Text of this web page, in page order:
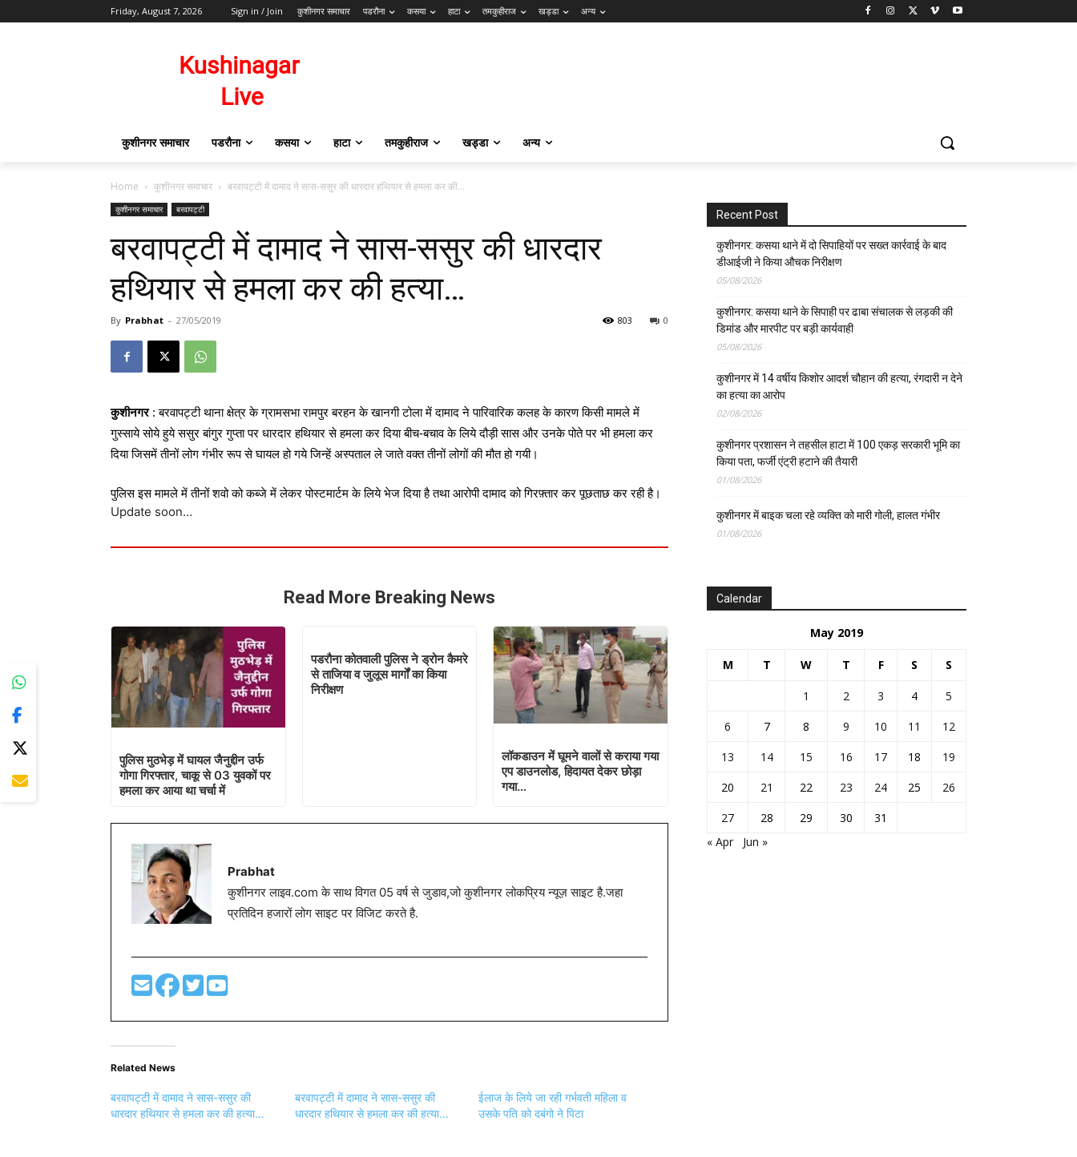
Friday, August 7, 2026 Sign in / Join कुशीनगर समाचार पडरौना कसया हाटा तमकुहीराज खड्डा अन्य
कुशीनगर समाचार पडरौना कसया हाटा तमकुहीराज खड्डा अन्य
Home कुशीनगर समाचार बरवापट्टी में दामाद ने सास-ससुर की धारदार हथियार से हमला कर की...
कुशीनगर समाचार बरवापट्टी
बरवापट्टी में दामाद ने सास-ससुर की धारदार
हथियार से हमला कर की हत्या…
By Prabhat - 27/05/2019 0
803
कुशीनगर : बरवापट्टी थाना क्षेत्र के ग्रामसभा रामपुर बरहन के खानगी टोला में दामाद ने पारिवारिक कलह के कारण किसी मामले में
गुस्साये सोये हुये ससुर बांगुर गुप्ता पर धारदार हथियार से हमला कर दिया बीच-बचाव के लिये दौड़ी सास और उनके पोते पर भी हमला कर
दिया जिसमें तीनों लोग गंभीर रूप से घायल हो गये जिन्हें अस्पताल ले जाते वक्त तीनों लोगों की मौत हो गयी।
पुलिस इस मामले में तीनों शवो को कब्जे में लेकर पोस्टमार्टम के लिये भेज दिया है तथा आरोपी दामाद को गिरफ़्तार कर पूछताछ कर रही है।
Update soon…
Read More Breaking News
पुलिस मुठभेड़ में घायल जैनुद्दीन उर्फ
गोगा गिरफ्तार, चाकू से 03 युवकों पर
हमला कर आया था चर्चा में
पडरौना कोतवाली पुलिस ने ड्रोन कैमरे
से ताजिया व जुलूस मार्गों का किया
निरीक्षण
लॉकडाउन में घूमने वालों से कराया गया
एप डाउनलोड, हिदायत देकर छोड़ा
गया…
Prabhat
कुशीनगर लाइव.com के साथ विगत 05 वर्ष से जुडाव,जो कुशीनगर लोकप्रिय न्यूज़ साइट है.जहा
प्रतिदिन हजारों लोग साइट पर विजिट करते है.
Related News
बरवापट्टी में दामाद ने सास-ससुर की
धारदार हथियार से हमला कर की हत्या…
बरवापट्टी में दामाद ने सास-ससुर की
धारदार हथियार से हमला कर की हत्या…
ईलाज के लिये जा रही गर्भवती महिला व
उसके पति को दबंगो ने पिटा
Recent Post
कुशीनगर: कसया थाने में दो सिपाहियों पर सख्त कार्रवाई के बाद
डीआईजी ने किया औचक निरीक्षण
05/08/2026
कुशीनगर: कसया थाने के सिपाही पर ढाबा संचालक से लड़की की
डिमांड और मारपीट पर बड़ी कार्यवाही
05/08/2026
कुशीनगर में 14 वर्षीय किशोर आदर्श चौहान की हत्या, रंगदारी न देने
का हत्या का आरोप
02/08/2026
कुशीनगर प्रशासन ने तहसील हाटा में 100 एकड़ सरकारी भूमि का
किया पता, फर्जी एंट्री हटाने की तैयारी
01/08/2026
कुशीनगर में बाइक चला रहे व्यक्ति को मारी गोली, हालत गंभीर
01/08/2026
Calendar
May 2019
M T W T F S S
1 2 3 4
5
6
7 8 9 10 11
12
13
14 15 16 17 18
19
20
21 22 23 24 25
26
27
28 29 30
31
« Apr
Jun »